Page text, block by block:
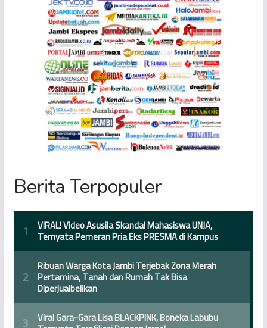
Berita Terpopuler